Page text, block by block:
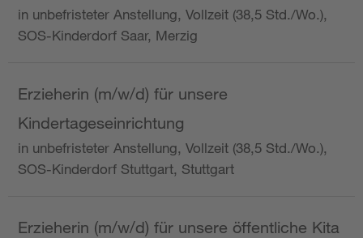
in unbefristeter Anstellung, Vollzeit (38,5 Std./Wo.),
SOS-Kinderdorf Saar, Merzig
Erzieherin (m/w/d) für unsere
Kindertageseinrichtung
in unbefristeter Anstellung, Vollzeit (38,5 Std./Wo.),
SOS-Kinderdorf Stuttgart, Stuttgart
Erzieherin (m/w/d) für unsere öffentliche Kita